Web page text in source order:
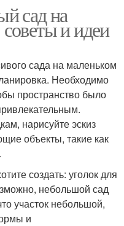
сад на
и идеи
сада на маленьком
Необходимо
пространство было
нарисуйте эскиз
объекты, такие как
создать: уголок для
небольшой сад
участок небольшой,
и